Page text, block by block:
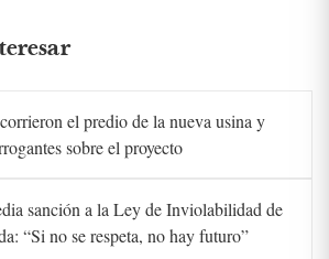
el predio de la nueva usina y
sobre el proyecto
sanción a la Ley de Inviolabilidad de
“Si no se respeta, no hay futuro”